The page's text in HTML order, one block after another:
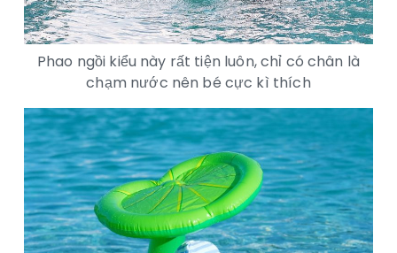
Phao ngồi kiểu này rất tiện luôn, chỉ có chân là
chạm nước nên bé cực kì thích